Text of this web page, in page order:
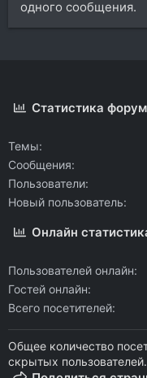
одного сообщения.
Статистика
Темы
Сообщения
Пользователи
Новый пользователь
Онлайн
Пользователей онлайн
Гостей онлайн
Всего посетителей
Общее количество
скрытых пользователей.